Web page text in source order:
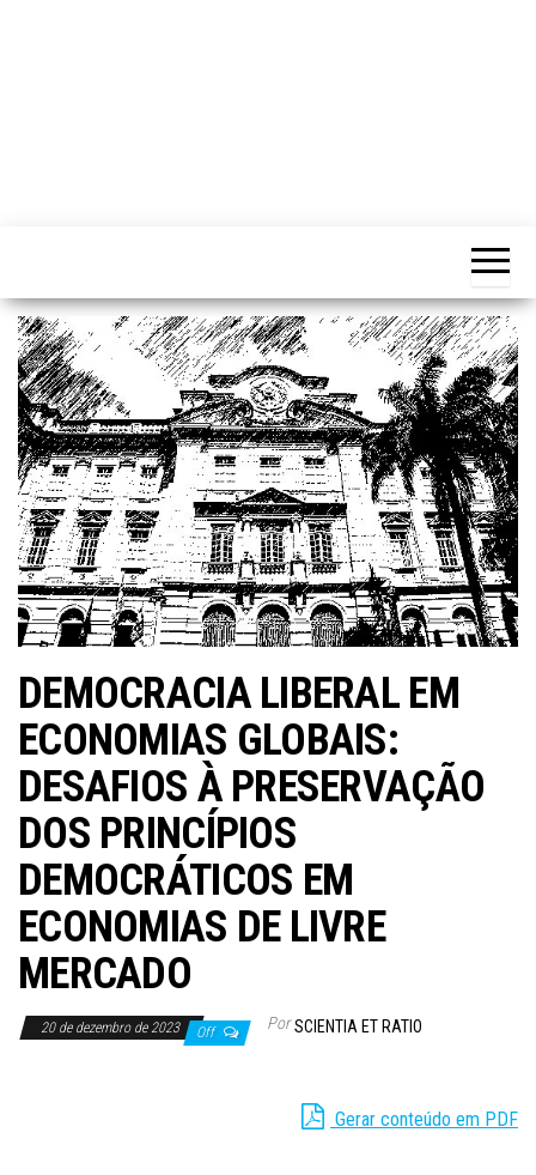
DEMOCRACIA LIBERAL EM
ECONOMIAS GLOBAIS:
DESAFIOS À PRESERVAÇÃO
DOS PRINCÍPIOS
DEMOCRÁTICOS EM
ECONOMIAS DE LIVRE
MERCADO
20 de dezembro de 2023 Off Por SCIENTIA ET RATIO
Gerar conteúdo em PDF